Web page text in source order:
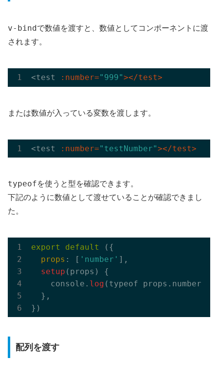
v-bindで数値を渡すと、数値としてコンポーネントに渡
されます。
<test :number="999"></test>
または数値が入っている変数を渡します。
<test :number="testNumber"></test>
typeofを使うと型を確認できます。
下記のように数値として渡せていることが確認できまし
た。
export default
({
props : [ 'number' ],
setup (props) {
    console.
log (typeof props.number) //
  },
配列を渡す